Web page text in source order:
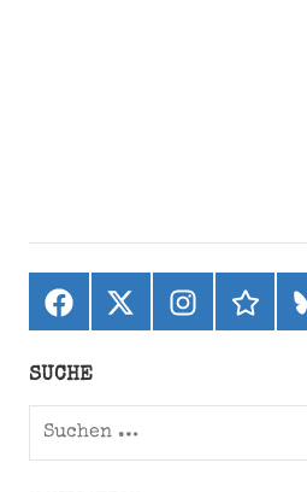
Facebook
X
(ehemals
Instagramthreads
SUCHE
Suchen